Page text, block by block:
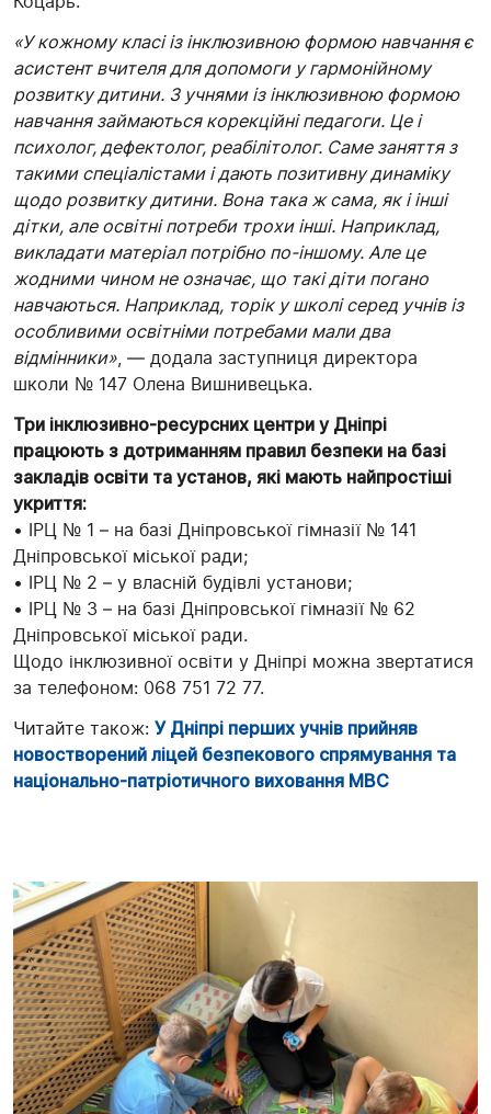
«У кожному класі із інклюзивною формою навчання є
асистент вчителя для допомоги у гармонійному
розвитку дитини. З учнями із інклюзивною формою
навчання займаються корекційні педагоги. Це і
психолог, дефектолог, реабілітолог. Саме заняття з
такими спеціалістами і дають позитивну динаміку
щодо розвитку дитини. Вона така ж сама, як і інші
дітки, але освітні потреби трохи інші. Наприклад,
викладати матеріал потрібно по-іншому. Але це
жодними чином не означає, що такі діти погано
навчаються. Наприклад, торік у школі серед учнів із
особливими освітніми потребами мали два
відмінники», — додала заступниця директора
школи № 147 Олена Вишнивецька.
Три інклюзивно-ресурсних центри у Дніпрі
працюють з дотриманням правил безпеки на базі
закладів освіти та установ, які мають найпростіші
укриття:
• ІРЦ № 1 – на базі Дніпровської гімназії № 141
Дніпровської міської ради;
• ІРЦ № 2 – у власній будівлі установи;
• ІРЦ № 3 – на базі Дніпровської гімназії № 62
Дніпровської міської ради.
Щодо інклюзивної освіти у Дніпрі можна звертатися
за телефоном: 068 751 72 77.
Читайте також: У Дніпрі перших учнів прийняв
новостворений ліцей безпекового спрямування та
національно-патріотичного виховання МВС